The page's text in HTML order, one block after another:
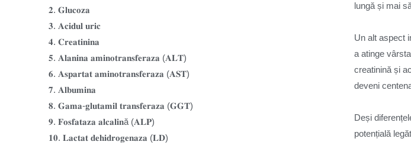
𝟐. 𝐆𝐥𝐮𝐜𝐨𝐳𝐚
𝟑. 𝐀𝐜𝐢𝐝𝐮𝐥 𝐮𝐫𝐢𝐜
𝟒. 𝐂𝐫𝐞𝐚𝐭𝐢𝐧𝐢𝐧𝐚
𝟓. 𝐀𝐥𝐚𝐧𝐢𝐧𝐚 𝐚𝐦𝐢𝐧𝐨𝐭𝐫𝐚𝐧𝐬𝐟𝐞𝐫𝐚𝐳𝐚 (𝐀𝐋𝐓)
𝟔. 𝐀𝐬𝐩𝐚𝐫𝐭𝐚𝐭 𝐚𝐦𝐢𝐧𝐨𝐭𝐫𝐚𝐧𝐬𝐟𝐞𝐫𝐚𝐳𝐚 (𝐀𝐒𝐓)
𝟕. 𝐀𝐥𝐛𝐮𝐦𝐢𝐧𝐚
𝟖. 𝐆𝐚𝐦𝐚-𝐠𝐥𝐮𝐭𝐚𝐦𝐢𝐥 𝐭𝐫𝐚𝐧𝐬𝐟𝐞𝐫𝐚𝐳𝐚 (𝐆𝐆𝐓)
𝟗. 𝐅𝐨𝐬𝐟𝐚𝐭𝐚𝐳𝐚 𝐚𝐥𝐜𝐚𝐥𝐢𝐧ă (𝐀𝐋𝐏)
𝟏𝟎. 𝐋𝐚𝐜𝐭𝐚𝐭 𝐝𝐞𝐡𝐢𝐝𝐫𝐨𝐠𝐞𝐧𝐚𝐳𝐚 (𝐋𝐃)
lungă și mai
Un alt aspect
a atinge
creatinină și
deveni
Deși
potențială